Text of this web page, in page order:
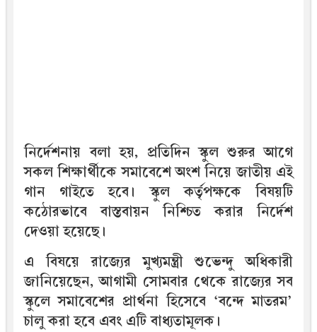
নির্দেশনায় বলা হয়, প্রতিদিন স্কুল শুরুর আগে
সকল শিক্ষার্থীকে সমাবেশে অংশ নিয়ে জাতীয় এই
গান গাইতে হবে। স্কুল কর্তৃপক্ষকে বিষয়টি
কঠোরভাবে বাস্তবায়ন নিশ্চিত করার নির্দেশ
দেওয়া হয়েছে।
এ বিষয়ে রাজ্যের মুখ্যমন্ত্রী শুভেন্দু অধিকারী
জানিয়েছেন, আগামী সোমবার থেকে রাজ্যের সব
স্কুলে সমাবেশের প্রার্থনা হিসেবে ‘বন্দে মাতরম’
চালু করা হবে এবং এটি বাধ্যতামূলক।